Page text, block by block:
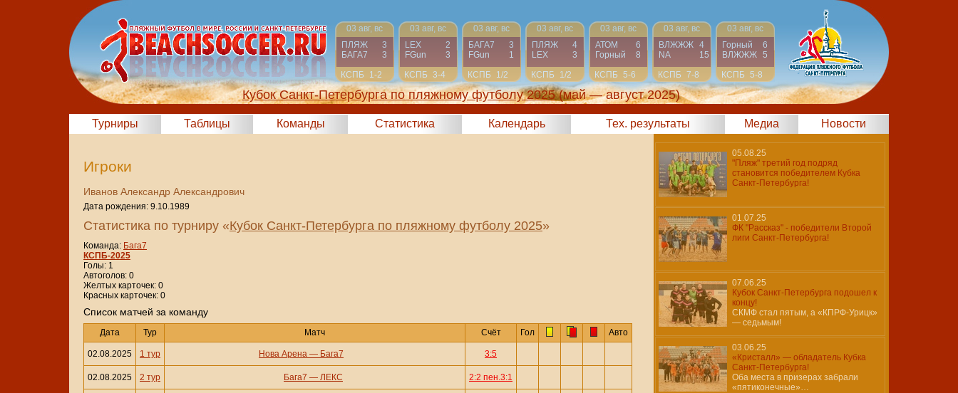
03 авг, вс
ПЛЯЖ
3
БАГА7
3
КСПБ
1-2
03 авг, вс
LEX
2
FGun
3
КСПБ 3-4
03 авг, вс
БАГА7
3
FGun
1
КСПБ
1/2
03 авг, вс
ПЛЯЖ
4
LEX
3
КСПБ
1/2
03 авг, вс
АТОМ
6
Горный
8
КСПБ 5-6
03 авг, вс
ВЛЖЖЖ 4
NA
15
КСПБ 7-8
03 авг, вс
Горный
6
ВЛЖЖЖ 5
КСПБ 5-8
Кубок Санкт-Петербурга по пляжному футболу 2025 (май — август 2025)
Турниры Таблицы Команды Статистика Календарь Тех. результаты Медиа Новости
Игроки
Иванов Александр Александрович
Дата рождения: 9.10.1989
Статистика по турниру «Кубок Санкт-Петербурга по пляжному футболу 2025»
Команда: Бага7
КСПБ-2025
Голы: 1
Автоголов: 0
Желтых карточек: 0
Красных карточек: 0
Cписок матчей за команду
Дата Тур Матч Счёт Гол Авто
02.08.2025 1 тур Нова Арена — Бага7 3:5
02.08.2025 2 тур Бага7 — ЛЕКС 2:2 пен.3:1
05.08.25
"Пляж" третий год подряд
становится победителем Кубка
Санкт-Петербурга!
01.07.25
ФК "Рассказ" - победители Второй
лиги Санкт-Петербурга!
07.06.25
Кубок Санкт-Петербурга подошел к
концу!
СКМФ стал пятым, а «КПРФ-Урицк»
— седьмым!
03.06.25
«Кристалл» — обладатель Кубка
Санкт-Петербурга!
Оба места в призерах забрали
«пятиконечные»…